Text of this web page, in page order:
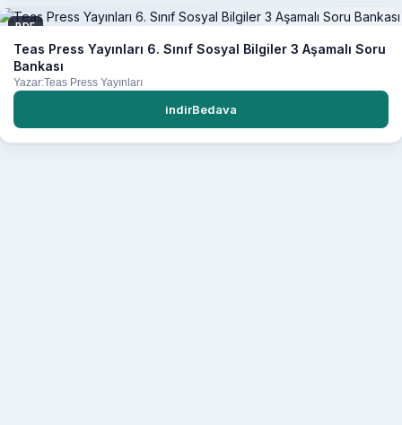
PDF
Teas Press Yayınları 6. Sınıf Sosyal Bilgiler 3 Aşamalı Soru
Bankası
Yazar:Teas Press Yayınları
indirBedava